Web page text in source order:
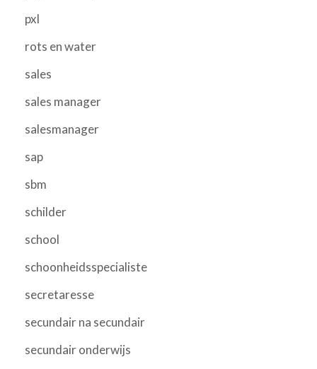
pxl
rots en water
sales
sales manager
salesmanager
sap
sbm
schilder
school
schoonheidsspecialiste
secretaresse
secundair na secundair
secundair onderwijs